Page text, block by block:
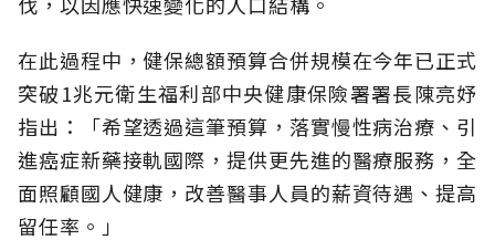
在此過程中，健保總額預算合併規模在今年已正式
突破1兆元衛生福利部中央健康保險署署長陳亮妤
指出：「希望透過這筆預算，落實慢性病治療、引
進癌症新藥接軌國際，提供更先進的醫療服務，全
面照顧國人健康，改善醫事人員的薪資待遇、提高
留任率。」